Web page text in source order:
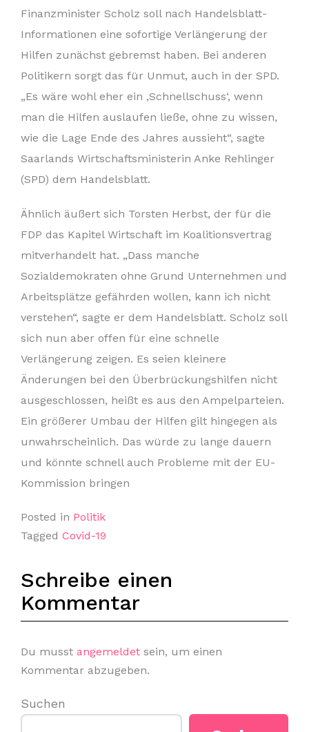
Finanzminister Scholz soll nach Handelsblatt-
Informationen eine sofortige Verlängerung der
Hilfen zunächst gebremst haben. Bei anderen
Politikern sorgt das für Unmut, auch in der SPD.
„Es wäre wohl eher ein ‚Schnellschuss‘, wenn
man die Hilfen auslaufen ließe, ohne zu wissen,
wie die Lage Ende des Jahres aussieht“, sagte
Saarlands Wirtschaftsministerin Anke Rehlinger
(SPD) dem Handelsblatt.
Ähnlich äußert sich Torsten Herbst, der für die
FDP das Kapitel Wirtschaft im Koalitionsvertrag
mitverhandelt hat. „Dass manche
Sozialdemokraten ohne Grund Unternehmen und
Arbeitsplätze gefährden wollen, kann ich nicht
verstehen“, sagte er dem Handelsblatt. Scholz soll
sich nun aber offen für eine schnelle
Verlängerung zeigen. Es seien kleinere
Änderungen bei den Überbrückungshilfen nicht
ausgeschlossen, heißt es aus den Ampelparteien.
Ein größerer Umbau der Hilfen gilt hingegen als
unwahrscheinlich. Das würde zu lange dauern
und könnte schnell auch Probleme mit der EU-
Kommission bringen
Posted in Politik
Tagged Covid-19
Schreibe einen
Kommentar
Du musst angemeldet sein, um einen
Kommentar abzugeben.
Suchen